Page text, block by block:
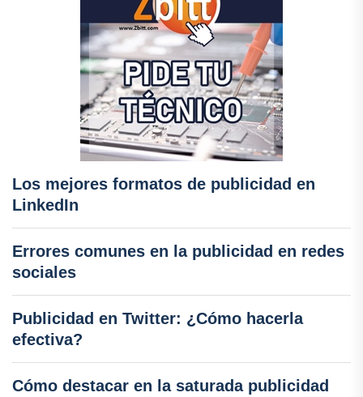
Los mejores formatos de publicidad en
LinkedIn
Errores comunes en la publicidad en redes
sociales
Publicidad en Twitter: ¿Cómo hacerla
efectiva?
Cómo destacar en la saturada publicidad